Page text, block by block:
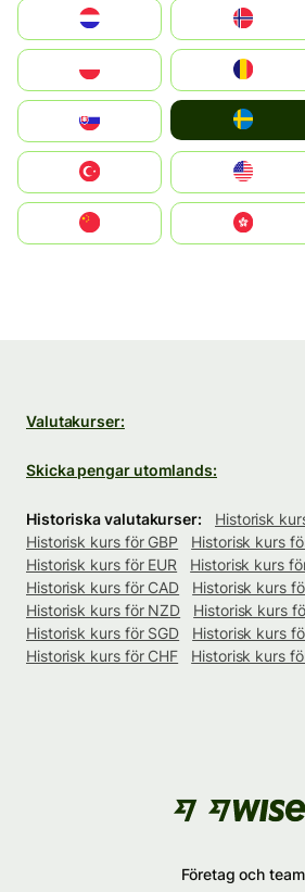
United States
中國香港特別行政區
Valutakurser:
Skicka pengar utomlands:
Historiska valutakurser:
Historisk
Historisk kurs för GBP
Historisk kurs
Historisk kurs för EUR
Historisk kurs
Historisk kurs för CAD
Historisk kurs
Historisk kurs för NZD
Historisk kurs
Historisk kurs för SGD
Historisk kurs
Historisk kurs för CHF
Historisk kurs
Företag och team